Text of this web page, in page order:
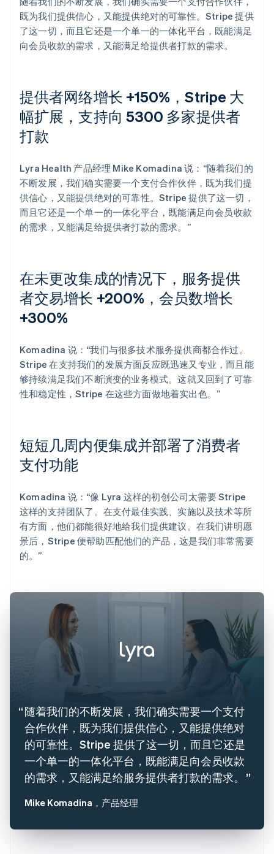
既为我们提供信心，又能提供绝对的可靠性。Stripe 提供
了这一切，而且它还是一个单一的一体化平台，既能满足
向会员收款的需求，又能满足给提供者打款的需求。
提供者网络增长 +150%，Stripe 大
幅扩展，支持向 5300 多家提供者
打款
Lyra Health 产品经理 Mike Komadina 说：“随着我们的
不断发展，我们确实需要一个支付合作伙伴，既为我们提
供信心，又能提供绝对的可靠性。Stripe 提供了这一切，
而且它还是一个单一的一体化平台，既能满足向会员收款
的需求，又能满足给提供者打款的需求。”
在未更改集成的情况下，服务提供
者交易增长 +200%，会员数增长
+300%
Komadina 说：“我们与很多技术服务提供商都合作过。
Stripe 在支持我们的发展方面反应既迅速又专业，而且能
够持续满足我们不断演变的业务模式。这就又回到了可靠
性和稳定性，Stripe 在这些方面做地着实出色。”
短短几周内便集成并部署了消费者
支付功能
Komadina 说：“像 Lyra 这样的初创公司太需要 Stripe
这样的支持团队了。在支付最佳实践、实施以及技术等所
有方面，他们都能很好地给我们提供建议。在我们讲明愿
景后，Stripe 便帮助匹配他们的产品，这是我们非常需要
的。”
随着我们的不断发展，我们确实需要一个支付
合作伙伴，既为我们提供信心，又能提供绝对
的可靠性。Stripe 提供了这一切，而且它还是
一个单一的一体化平台，既能满足向会员收款
的需求，又能满足给服务提供者打款的需求。
Mike Komadina ，产品经理